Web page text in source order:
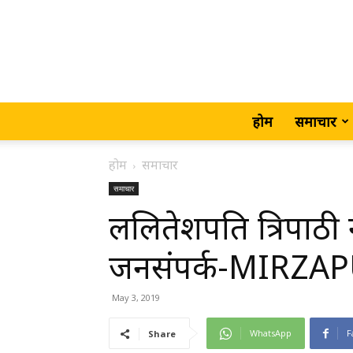
होम समाचार
होम समाचार
समाचार
ललितेशपति
जनसंपर्क-
May 3, 2019
Share WhatsApp